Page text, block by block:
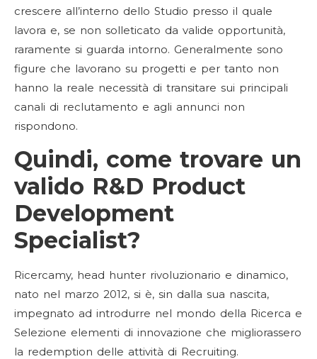
crescere all’interno dello Studio presso il quale
lavora e, se non solleticato da valide opportunità,
raramente si guarda intorno. Generalmente sono
figure che lavorano su progetti e per tanto non
hanno la reale necessità di transitare sui principali
canali di reclutamento e agli annunci non
rispondono.
Quindi, come trovare un
valido R&D Product
Development
Specialist?
Ricercamy, head hunter rivoluzionario e dinamico,
nato nel marzo 2012, si è, sin dalla sua nascita,
impegnato ad introdurre nel mondo della Ricerca e
Selezione elementi di innovazione che migliorassero
la redemption delle attività di Recruiting.